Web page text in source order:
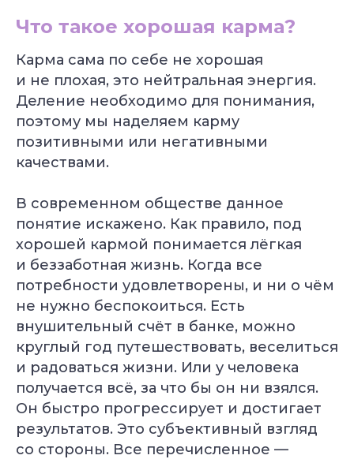
Что такое хорошая карма?
Карма сама по себе не хорошая
и не плохая, это нейтральная энергия.
Деление необходимо для понимания,
поэтому мы наделяем карму
позитивными или негативными
качествами.
В современном обществе данное
понятие искажено. Как правило, под
хорошей кармой понимается лёгкая
и беззаботная жизнь. Когда все
потребности удовлетворены, и ни о чём
не нужно беспокоиться. Есть
внушительный счёт в банке, можно
круглый год путешествовать, веселиться
и радоваться жизни. Или у человека
получается всё, за что бы он ни взялся.
Он быстро прогрессирует и достигает
результатов. Это субъективный взгляд
со стороны. Все перечисленное —